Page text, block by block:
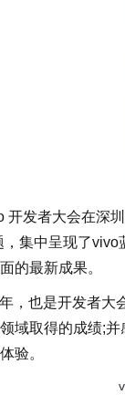
开发者大会在深
，集中呈现了
的最新成果。
，也是开发者大
域取得的成绩;
验。